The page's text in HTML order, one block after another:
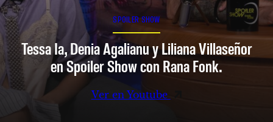
SPOILER SHOW
Tessa Ia, Denia Agalianu y Liliana Villaseñor
en Spoiler Show con Rana Fonk.
Ver en Youtube